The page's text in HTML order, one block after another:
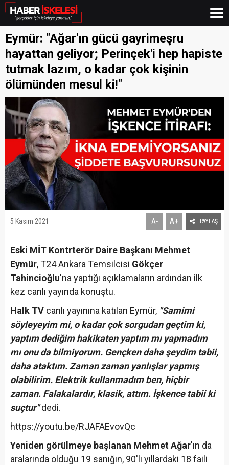
Eymür: "Ağar'ın gücü gayrimeşru
hayattan geliyor; Perinçek'i hep hapiste
tutmak lazım, o kadar çok kişinin
ölümünden mesul ki!"
5 Kasım 2021 A- A+ PAYLAŞ
Eski MİT Kontrterör Daire Başkanı Mehmet
Eymür, T24 Ankara Temsilcisi Gökçer
Tahincioğlu'na yaptığı açıklamaların ardından ilk
kez canlı yayında konuştu.
Halk TV canlı yayınına katılan Eymür, "Samimi
söyleyeyim mi, o kadar çok sorgudan geçtim ki,
yaptım dediğim hakikaten yaptım mı yapmadım
mı onu da bilmiyorum. Gençken daha şeydim tabii,
daha ataktım. Zaman zaman yanlışlar yapmış
olabilirim. Elektrik kullanmadım ben, hiçbir
zaman. Falakalardır, klasik, attım. İşkence tabii ki
suçtur"dedi.
https://youtu.be/RJAFAEvovQc
Yeniden görülmeye başlanan Mehmet Ağar'ın da
aralarında olduğu 19 sanığın, 90'lı yıllardaki 18 faili